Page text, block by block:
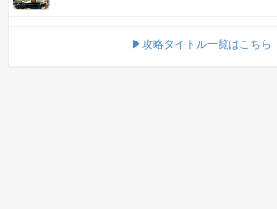
▶攻略タイトル一覧はこちら